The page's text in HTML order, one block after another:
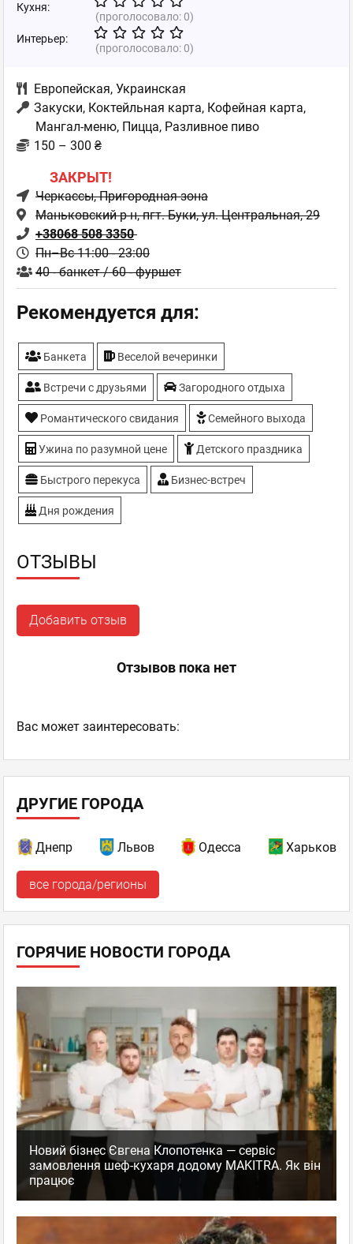
Кухня:
(проголосовало:0)
Интерьер:
(проголосовало:0)
Европейская, Украинская
Закуски, Коктейльная карта, Кофейная карта,
Мангал-меню, Пицца, Разливное пиво
150 – 300 ₴
ЗАКРЫТ!
Черкассы, Пригородная зона
Маньковский р-н, пгт. Буки, ул. Центральная, 29
+38068 508 3350
Пн–Вс 11:00 - 23:00
40 - банкет / 60 - фуршет
Рекомендуется для:
Банкета Веселой вечеринки
Встречи с друзьями Загородного отдыха
Романтического свидания Семейного выхода
Ужина по разумной цене Детского праздника
Быстрого перекуса Бизнес-встреч
Дня рождения
ОТЗЫВЫ
Добавить отзыв
Отзывов пока нет
Ваc может заинтересовать:
ДРУГИЕ ГОРОДА
Днепр Львов Одесса Харьков
все города/регионы
ГОРЯЧИЕ НОВОСТИ ГОРОДА
Новий бізнес Євгена Клопотенка — сервіс
замовлення шеф-кухаря додому MAKITRA. Як він
працює